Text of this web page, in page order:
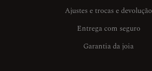
Ajustes e trocas e devolução
Entrega com seguro
Garantia da joia